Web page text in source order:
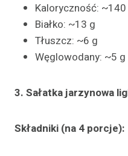
Kaloryczność:
Białko: ~13 g
Tłuszcz: ~6 g
Węglowodany: ~5 g
3. Sałatka jarzynowa
Składniki (na 4 porcje):